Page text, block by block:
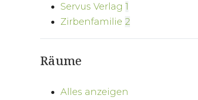
Servus Verlag 1
Zirbenfamilie 2
Räume
Alles anzeigen